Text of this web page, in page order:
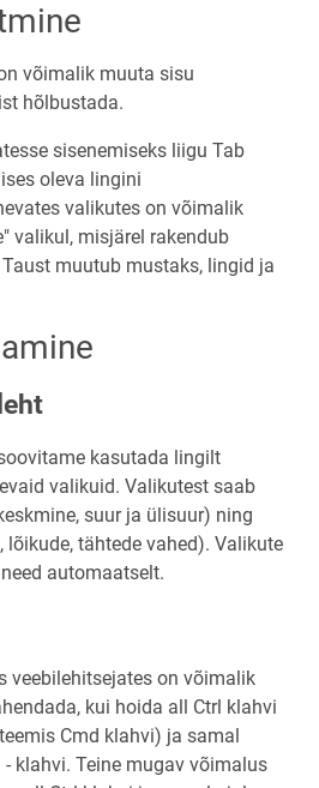
võimalik muuta sisu
hõlbustada.
sisenemiseks liigu Tab
oleva lingini
valikutes on võimalik
valikul, misjärel rakendub
muutub mustaks, lingid ja
kasutada lingilt
valikuid. Valikutest saab
suur ja ülisuur) ning
lõikude, tähtede vahed). Valikute
automaatselt.
veebilehitsejates on võimalik
kui hoida all Ctrl klahvi
Cmd klahvi) ja samal
klahvi. Teine mugav võimalus